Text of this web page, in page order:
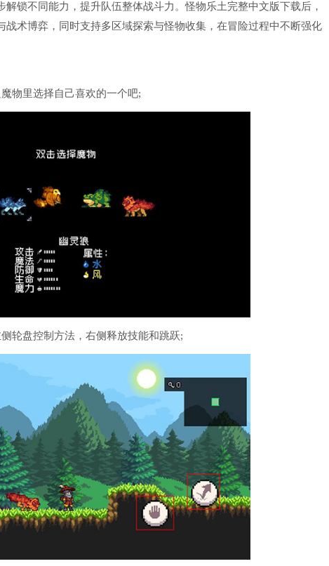
锁不同能力，提升队伍整体战斗力。怪物乐土完整中文版下载后，
术博弈，同时支持多区域探索与怪物收集，在冒险过程中不断强化
物里选择自己喜欢的一个吧;
轮盘控制方法，右侧释放技能和跳跃;